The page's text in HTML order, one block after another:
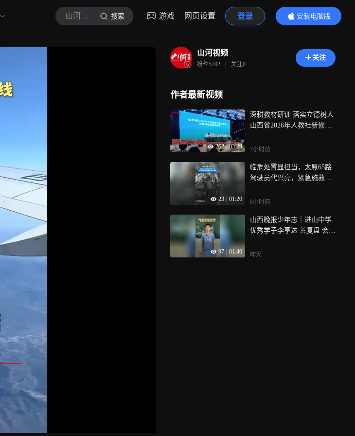
山河视频 搜索 游戏 网页设置 登录
安装电脑版
内容更精彩
山河视频
粉丝5702 | 关注0
关注
作者最新视频
252 | 03:29
深耕教材研训 落实立德树人
山西省2026年人教社新修订
7小时前
23 01:20
临危处置显担当，太原65路
驾驶员代兴亮，紧急施救癫
8小时前
97 01:40
山西晚报少年志｜进山中学
优秀学子李享达 善复盘 会补
昨天